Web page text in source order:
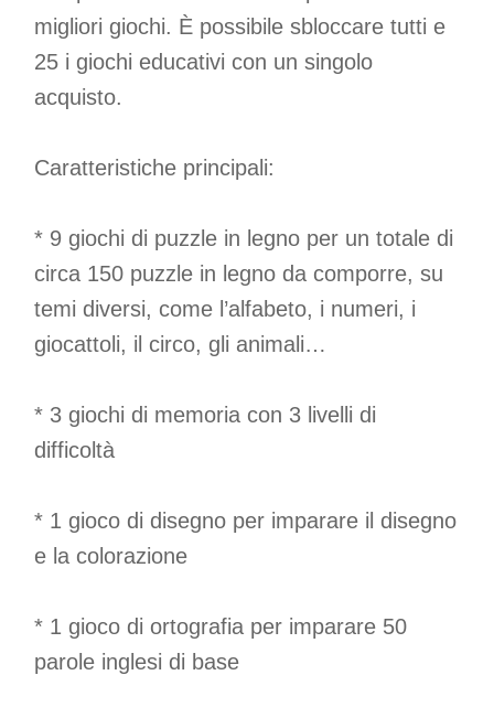
migliori giochi. È possibile sbloccare tutti e
25 i giochi educativi con un singolo
acquisto.
Caratteristiche principali:
* 9 giochi di puzzle in legno per un totale di
circa 150 puzzle in legno da comporre, su
temi diversi, come l’alfabeto, i numeri, i
giocattoli, il circo, gli animali…
* 3 giochi di memoria con 3 livelli di
difficoltà
* 1 gioco di disegno per imparare il disegno
e la colorazione
* 1 gioco di ortografia per imparare 50
parole inglesi di base